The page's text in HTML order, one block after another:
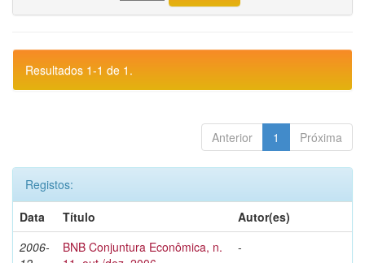
Resultados 1-1 de 1.
Anterior 1 Próxima
Registos:
Data
Título
Autor(es)
2006-
BNB Conjuntura Econômica, n.
-